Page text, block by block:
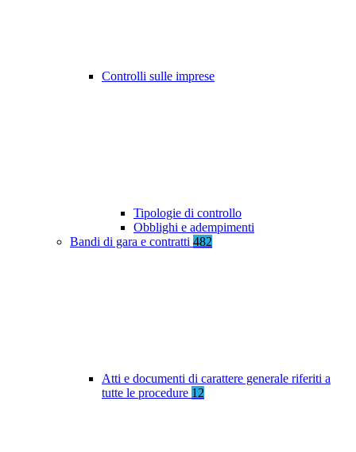
Controlli sulle imprese
Tipologie di controllo
Obblighi e adempimenti
Bandi di gara e contratti 482
Atti e documenti di carattere generale riferiti a
tutte le procedure 12